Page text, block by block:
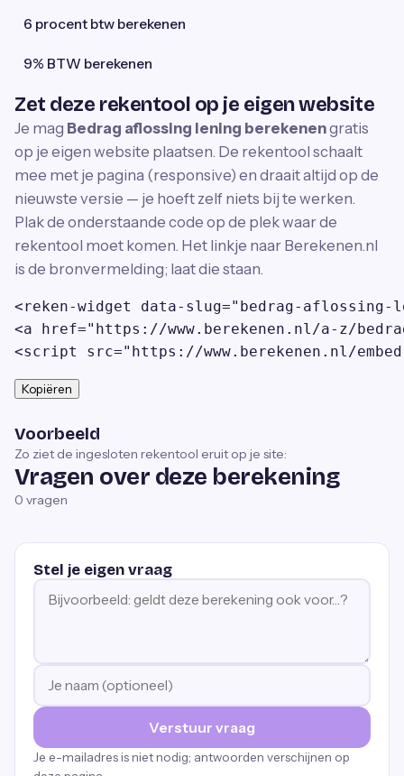
6 procent btw berekenen
9% BTW berekenen
Zet deze rekentool op je eigen website
Je mag Bedrag aflossing lening berekenengratis
op je eigen website plaatsen. De rekentool schaalt
mee met je pagina (responsive) en draait altijd op de
nieuwste versie — je hoeft zelf niets bij te werken.
Plak de onderstaande code op de plek waar de
rekentool moet komen. Het linkje naar Berekenen.nl
is de bronvermelding; laat die staan.
<reken-widget data-slug="bedrag-aflossing-
<a href="https://www.berekenen.nl/a-z/
<script src="https://www.berekenen.nl/
Kopiëren
Voorbeeld
Zo ziet de ingesloten rekentool eruit op je site:
Vragen over deze berekening
0 vragen
Stel je eigen vraag
Verstuur vraag
Je e-mailadres is niet nodig; antwoorden verschijnen op